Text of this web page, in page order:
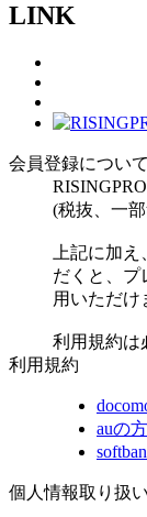
LINK
会員登録について
(税抜、一
上記に加
だくと、プ
用いただけ
利用規約は
利用規約
auの
個人情報取り扱